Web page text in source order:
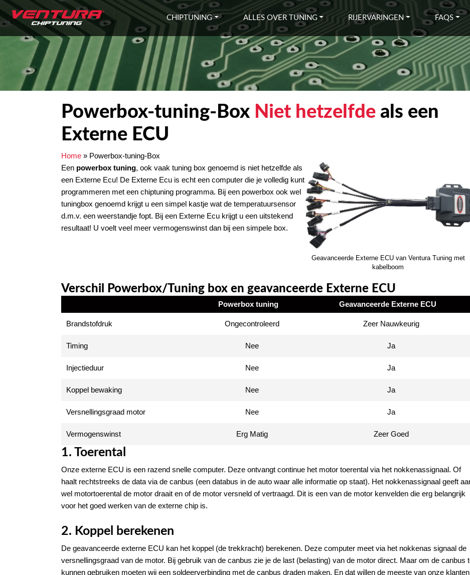
Ga naar inhoud
CHIPTUNING ALLES OVER TUNING RIJERVARINGEN FAQS
Powerbox-tuning-Box Niet hetzelfde als een
Externe ECU
Home » Powerbox-tuning-Box
Een powerbox tuning, ook vaak tuning box genoemd is niet hetzelfde als
een Externe Ecu! De Externe Ecu is echt een computer die je volledig kunt
programmeren met een chiptuning programma. Bij een powerbox ook wel
tuningbox genoemd krijgt u een simpel kastje wat de temperatuursensor
d.m.v. een weerstandje fopt. Bij een Externe Ecu krijgt u een uitstekend
resultaat! U voelt veel meer vermogenswinst dan bij een simpele box.
Geavanceerde Externe ECU van Ventura Tuning met
kabelboom
Verschil Powerbox/Tuning box en geavanceerde Externe ECU
Powerbox tuning Geavanceerde Externe ECU
Brandstofdruk Ongecontroleerd Zeer Nauwkeurig
Timing Nee Ja
Injectieduur Nee Ja
Koppel bewaking Nee Ja
Versnellingsgraad motor Nee Ja
Vermogenswinst Erg Matig Zeer Goed
1. Toerental
Onze externe ECU is een razend snelle computer. Deze ontvangt continue het motor toerental via het nokkenassignaal. Of
haalt rechtstreeks de data via de canbus (een databus in de auto waar alle informatie op staat). Het nokkenassignaal geeft
wel motortoerental de motor draait en of de motor versneld of vertraagd. Dit is een van de motor kenvelden die erg belangrijk
voor het goed werken van de externe chip is.
2. Koppel berekenen
De geavanceerde externe ECU kan het koppel (de trekkracht) berekenen. Deze computer meet via het nokkenas signaal de
versnellingsgraad van de motor. Bij gebruik van de canbus zie je de last (belasting) van de motor direct. Maar om de canbus
kunnen gebruiken moeten wij een soldeerverbinding met de canbus draden maken. En dat willen de meeste van onze klanten